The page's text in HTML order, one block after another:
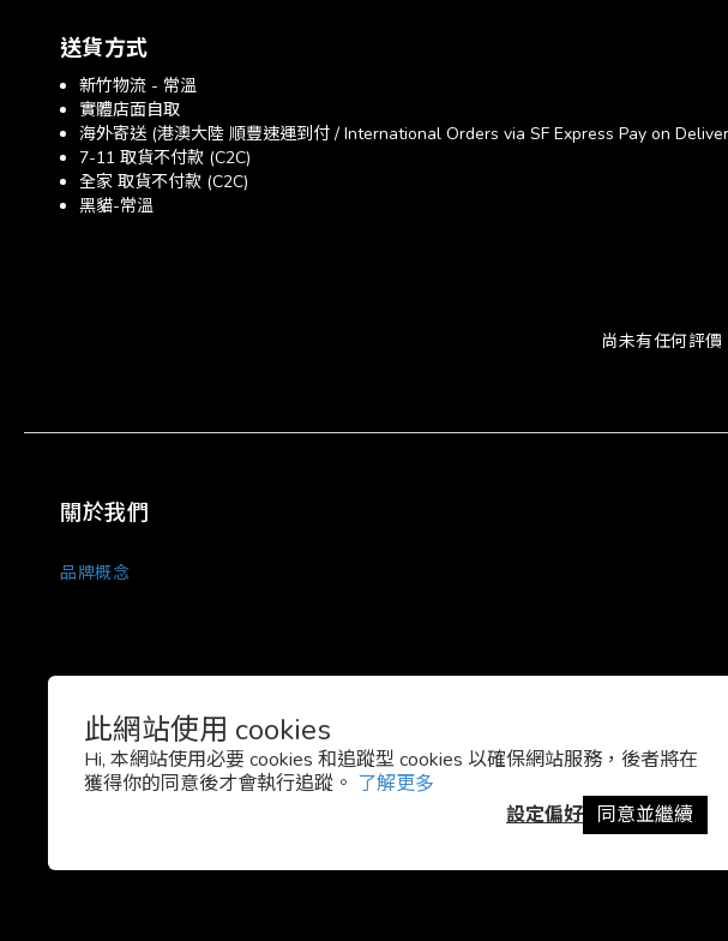
此網站使用 cookies
Hi, 本網站使用必要 cookies 和追蹤型 cookies 以確保網站服務，後者將在
獲得你的同意後才會執行追蹤。 了解更多
設定偏好
同意並繼續
送貨方式
新竹物流 - 常溫
實體店面自取
海外寄送 (港澳大陸 順豐速運到付 / International Orders via SF Express Pay on
7-11 取貨不付款 (C2C)
全家 取貨不付款 (C2C)
黑貓-常溫
尚未有任何評價
關於我們
品牌概念